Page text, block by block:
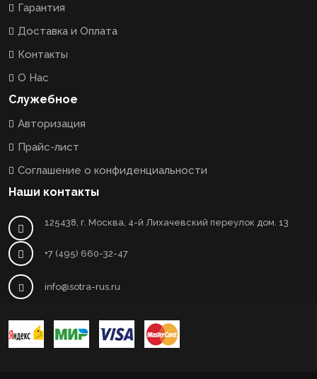
Гарантия
Доставка и Оплата
Контакты
О Нас
Служебное
Авторизация
Прайс-лист
Соглашение о конфиденциальности
Наши контакты
125438, г. Москва, 4-й Лихачевский переулок дом. 13
+7 (495) 660-32-47
info@sotra-rus.ru